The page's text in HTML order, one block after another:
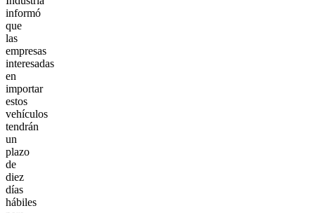
informó
que
las
empresas
interesadas
en
importar
estos
vehículos
tendrán
un
plazo
de
diez
días
hábiles